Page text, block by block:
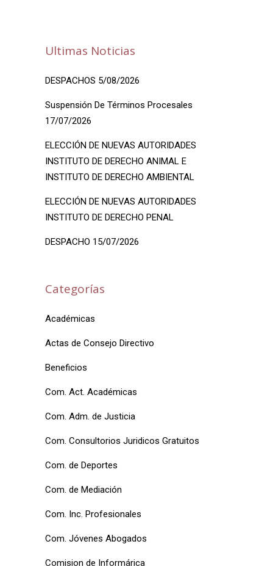
Ultimas Noticias
DESPACHOS 5/08/2026
Suspensión De Términos Procesales
17/07/2026
ELECCIÓN DE NUEVAS AUTORIDADES
INSTITUTO DE DERECHO ANIMAL E
INSTITUTO DE DERECHO AMBIENTAL
ELECCIÓN DE NUEVAS AUTORIDADES
INSTITUTO DE DERECHO PENAL
DESPACHO 15/07/2026
Categorías
Académicas
Actas de Consejo Directivo
Beneficios
Com. Act. Académicas
Com. Adm. de Justicia
Com. Consultorios Juridicos Gratuitos
Com. de Deportes
Com. de Mediación
Com. Inc. Profesionales
Com. Jóvenes Abogados
Comision de Informárica